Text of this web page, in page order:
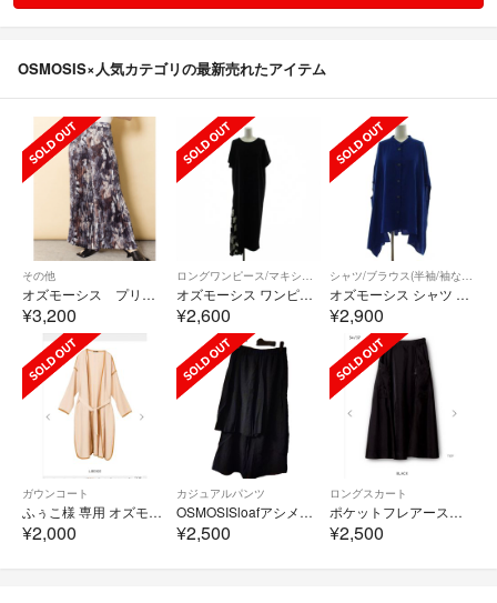
OSMOSIS×人気カテゴリの最新売れたアイテム
その他
オズモーシス プリントプリーツパンツ 総柄 レディース プリーツ ワイドパンツ
¥3,200
ロングワンピース/マキシワンピース
オズモーシス ワンピース one 黒 ブラック 半袖 サイド柄 ロング丈 /RK
¥2,600
シャツ/ブラウス(半袖/袖なし)
オズモーシス シャツ ブラウス one 青 ブルー バンドカラー 半袖 /RK
¥2,900
ガウンコート
ふぅこ様 専用 オズモーシス パイピングガウンコート
¥2,000
カジュアルパンツ
OSMOSISloafアシメントリーパンツ
¥2,500
ロングスカート
ポケットフレアースカート
¥2,500